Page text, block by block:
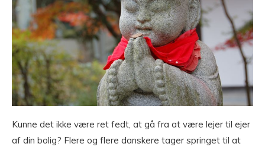
Kunne det ikke være ret fedt, at gå fra at være lejer til ejer
af din bolig? Flere og flere danskere tager springet til at